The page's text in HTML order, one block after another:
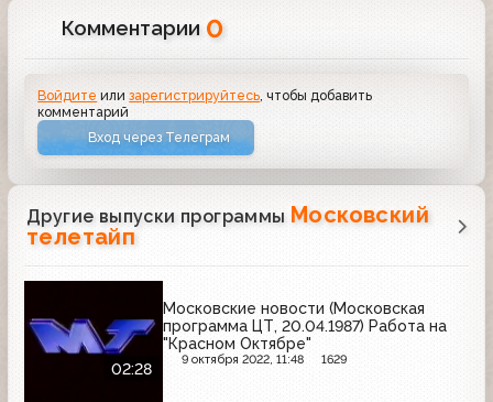
Комментарии 0
Войдите илизарегистрируйтесь , чтобы добавить
комментарий
Вход через Телеграм
Другие выпуски программы Московский
телетайп
02:28
Московские новости (Московская
программа ЦТ, 20.04.1987) Работа на
"Красном Октябре"
9 октября 2022, 11:48 1629